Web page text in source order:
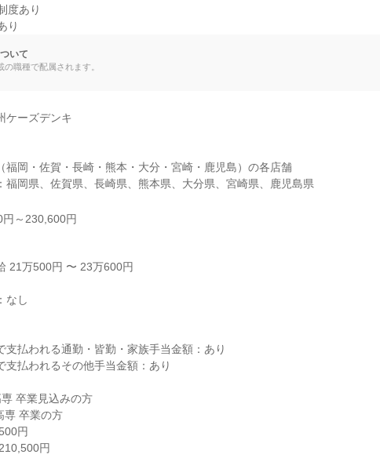
度あり
り
いて
の職種で配属されます。
ケーズデンキ
福岡・佐賀・長崎・熊本・大分・宮崎・鹿児島）の各店舗
福岡県、佐賀県、長崎県、熊本県、大分県、宮崎県、鹿児島県
円～230,600円
21万500円 〜 23万600円
なし
支払われる通勤・皆勤・家族手当金額：あり
支払われるその他手当金額：あり
卒業見込みの方